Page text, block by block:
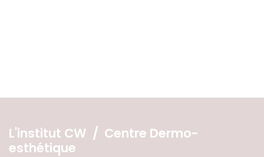
L'institut CW / Centre Dermo-
esthétique